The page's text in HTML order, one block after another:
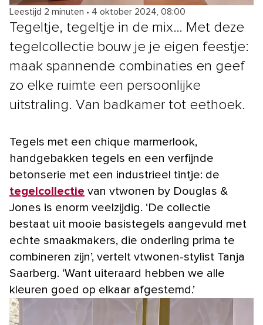
Leestijd 2 minuten • 4 oktober 2024, 08:00
Tegeltje, tegeltje in de mix… Met deze
tegelcollectie bouw je je eigen feestje:
maak spannende combinaties en geef
zo elke ruimte een persoonlijke
uitstraling. Van badkamer tot eethoek.
Tegels met een chique marmerlook,
handgebakken tegels en een verfijnde
betonserie met een industrieel tintje: de
tegelcollectie van vtwonen by Douglas &
Jones is enorm veelzijdig. ‘De collectie
bestaat uit mooie basistegels aangevuld met
echte smaakmakers, die onderling prima te
combineren zijn’, vertelt vtwonen-stylist Tanja
Saarberg. ‘Want uiteraard hebben we alle
kleuren goed op elkaar afgestemd.’